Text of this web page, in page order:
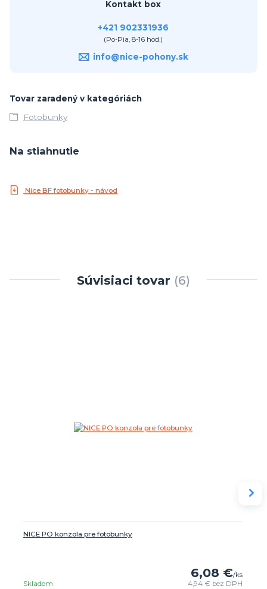
Kontakt box
+421 902331936
(Po-Pia, 8-16 hod.)
info@nice-pohony.sk
Tovar zaradený v kategóriách
Fotobunky
Na stiahnutie
Nice BF fotobunky - návod
Súvisiaci tovar 6
NICE PO konzola pre fotobunky
6,08 €/ks
4,94 € bez DPH
Skladom